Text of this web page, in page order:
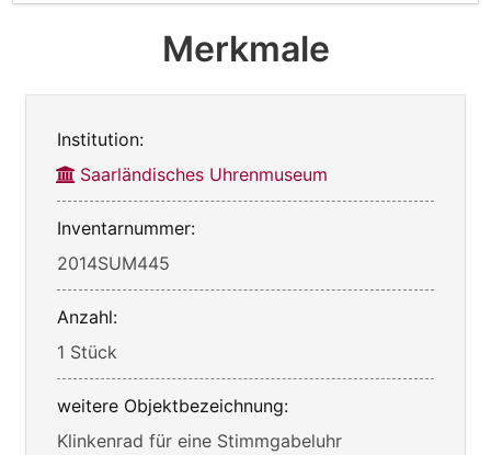
Merkmale
Institution:
Saarländisches Uhrenmuseum
Inventarnummer:
2014SUM445
Anzahl:
1 Stück
weitere Objektbezeichnung:
Klinkenrad für eine Stimmgabeluhr